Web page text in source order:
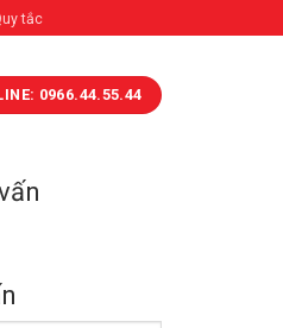
tắc
0966.44.55.44